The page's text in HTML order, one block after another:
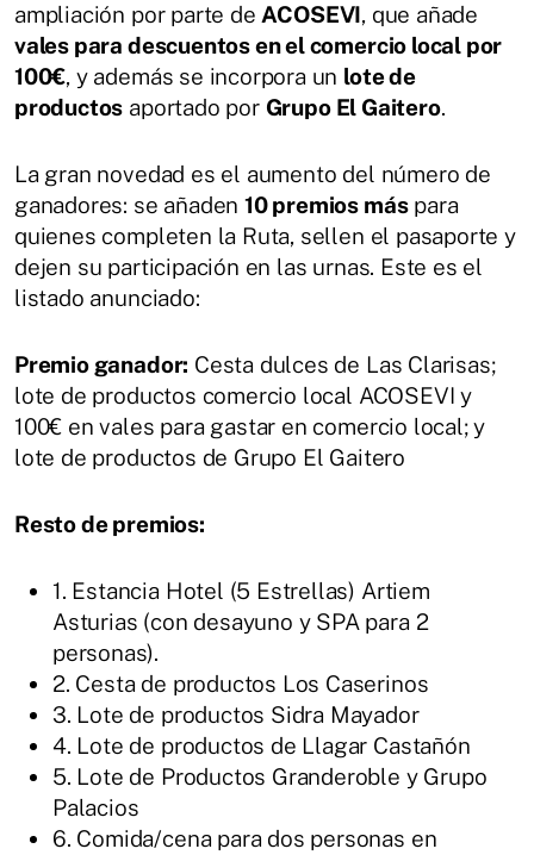
ampliación por parte de ACOSEVI, que añade
vales para descuentos en el comercio local por
100€, y además se incorpora un lote de
productos aportado por Grupo El Gaitero.
La gran novedad es el aumento del número de
ganadores: se añaden10 premios máspara
quienes completen la Ruta, sellen el pasaporte y
dejen su participación en las urnas. Este es el
listado anunciado:
Premio ganador: Cesta dulces de Las Clarisas;
lote de productos comercio local ACOSEVI y
100€ en vales para gastar en comercio local; y
lote de productos de Grupo El Gaitero
Resto de premios:
1. Estancia Hotel (5 Estrellas) Artiem
Asturias (con desayuno y SPA para 2
personas).
2. Cesta de productos Los Caserinos
3. Lote de productos Sidra Mayador
4. Lote de productos de Llagar Castañón
5. Lote de Productos Granderoble y Grupo
Palacios
6. Comida/cena para dos personas en